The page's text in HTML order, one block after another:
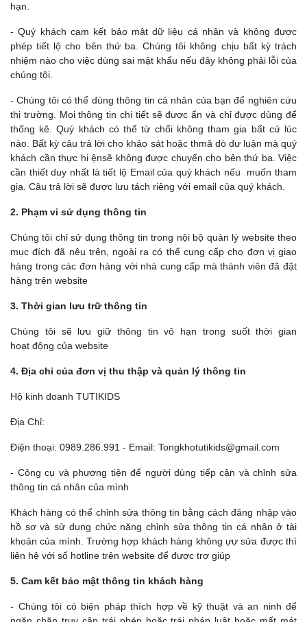
hạn.
- Quý khách cam kết bảo mật dữ liệu cá nhân và không được
phép tiết lộ cho bên thứ ba. Chúng tôi không chịu bất kỳ trách
nhiệm nào cho việc dùng sai mật khẩu nếu đây không phải lỗi của
chúng tôi.
- Chúng tôi có thể dùng thông tin cá nhân của bạn để nghiên cứu
thị trường. Mọi thông tin chi tiết sẽ được ẩn và chỉ được dùng để
thống kê. Quý khách có thể từ chối không tham gia bất cứ lúc
nào. Bất kỳ câu trả lời cho khảo sát hoặc thmă dò dư luận mà quý
khách cần thực hi ệnsẽ không được chuyển cho bên thứ ba. Việc
cần thiết duy nhất là tiết lộ Email của quý khách nếu muốn tham
gia. Câu trả lời sẽ được lưu tách riêng với email của quý khách.
2. Phạm vi sử dụng thông tin
Chúng tôi chỉ sử dụng thông tin trong nội bộ quản lý website theo
mục đích đã nêu trên, ngoài ra có thể cung cấp cho đơn vị giao
hàng trong các đơn hàng với nhà cung cấp mà thành viên đã đặt
hàng trên website
3. Thời gian lưu trữ thông tin
Chúng tôi sẽ lưu giữ thông tin vô hạn trong suốt thời gian
hoạt động của website
4. Địa chỉ của đơn vị thu thập và quản lý thông tin
Hộ kinh doanh TUTIKIDS
Địa Chỉ:
Điện thoại: 0989.286.991 - Email: Tongkhotutikids@gmail.com
- Công cụ và phương tiện để người dùng tiếp cận và chỉnh sửa
thông tin cá nhân của mình
Khách hàng có thể chỉnh sửa thông tin bằng cách đăng nhập vào
hồ sơ và sử dụng chức năng chỉnh sửa thông tin cá nhân ở tài
khoản của mình. Trường hợp khách hàng không ựự sửa được thì
liên hệ với số hotline trên website để được trợ giúp
5. Cam kết bảo mật thông tin khách hàng
- Chúng tôi có biện pháp thích hợp về kỹ thuật và an ninh để